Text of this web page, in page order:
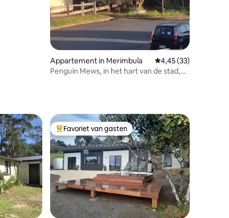
Appartement in Merimbula Gemiddelde
4,45 (33)
Penguin Mews, in het hart van de stad,
Topfavoriet van gasten
Favoriet van gasten